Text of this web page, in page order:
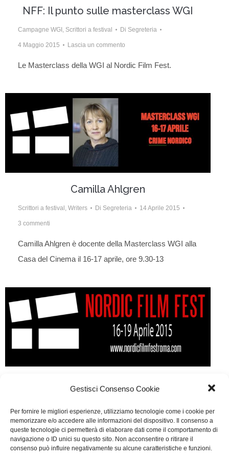
Gestisci Consenso Cookie
Per fornire le migliori esperienze, utilizziamo tecnologie come i cookie per
memorizzare e/o accedere alle informazioni del dispositivo. Il consenso a
queste tecnologie ci permetterà di elaborare dati come il comportamento di
navigazione o ID unici su questo sito. Non acconsentire o ritirare il
consenso può influire negativamente su alcune caratteristiche e funzioni.
NFF: Il punto sulle masterclass WGI
Campagne WGI Scrittori a festival Di Segreteria
4 Maggio 2015 Lascia un commento
Le Masterclass della WGI al Nordic Film Fest.
Camilla Ahlgren
Scrittori a festival, Writers Di Segreteria 14 Aprile 2015
3 commenti
Camilla Ahlgren è docente della Masterclass WGI alla
Casa del Cinema il 16-17 aprile, ore 9.30-13
30 Marzo 2015 5 commenti
La prima Masterclass WGI con gli autori di The Bridge
e Those who kill: tutto sul crime nordico